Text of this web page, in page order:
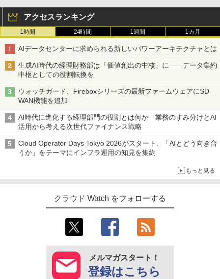
アクセスランキング
1時間 24時間 1週間 1カ月
AIデータセンターに求められる新しいパワーアーキテクチャとは
生成AI時代の経理財務部は「価値創出の中核」に――データ集約
中枢としての役割転換を
ウォッチガード、Fireboxシリーズの最新ファームウェアにSD-
WAN機能を追加
AI時代に進化する経理部門の役割とは何か 業務のすみ分けとAI
活用から考える次世代ファイナンス戦略
Cloud Operator Days Tokyo 2026がスタート、「AIとどう向き合
うか」をテーマにインフラ運用の知見を集約
もっと見る
クラウド Watch をフォローする
メルマガスタート！
登録はこちら